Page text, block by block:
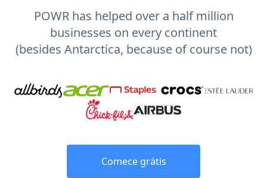
POWR has helped over a half million
businesses on every continent
(besides Antarctica, because of course not)
Comece grátis